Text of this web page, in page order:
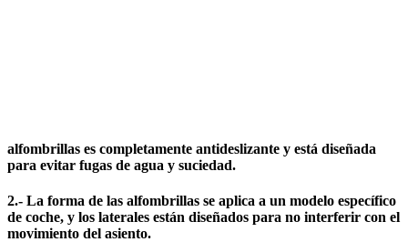
alfombrillas es completamente antideslizante y está diseñada
para evitar fugas de agua y suciedad.
2.- La forma de las alfombrillas se aplica a un modelo específico
de coche, y los laterales están diseñados para no interferir con el
movimiento del asiento.